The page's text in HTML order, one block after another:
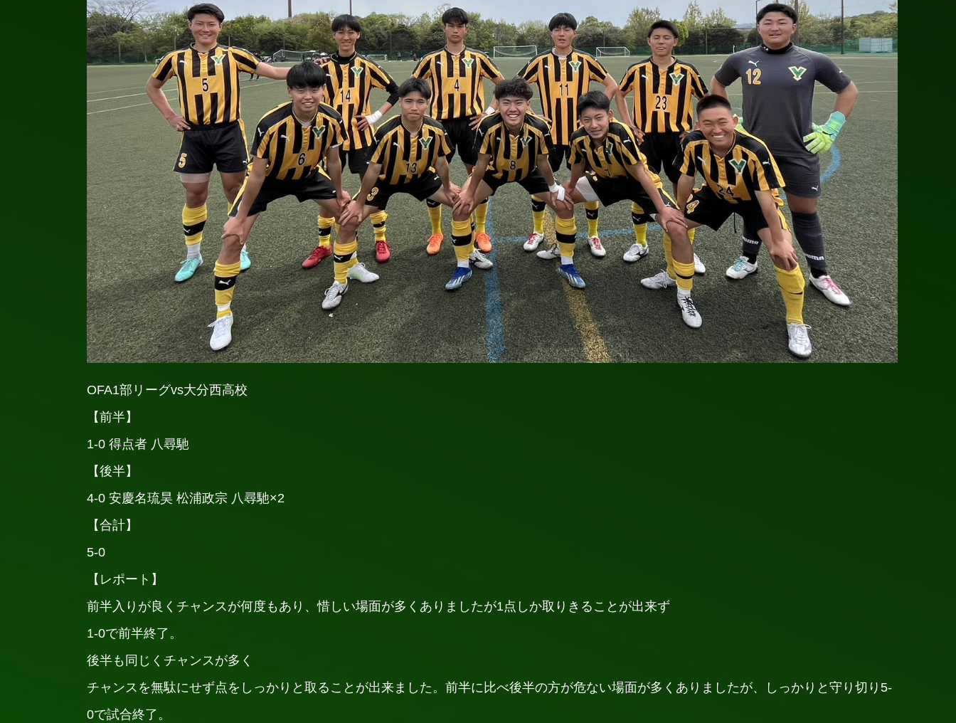
OFA1部リーグvs大分西高校
【前半】
1-0 得点者 八尋馳
【後半】
4-0 安慶名琉昊 松浦政宗 八尋馳×2
【合計】
5-0
【レポート】
前半入りが良くチャンスが何度もあり、惜しい場面が多くありましたが1点しか取りきることが出来ず
1-0で前半終了。
後半も同じくチャンスが多く
チャンスを無駄にせず点をしっかりと取ることが出来ました。前半に比べ後半の方が危ない場面が多くありましたが、しっかりと守り切り5-
0で試合終了。